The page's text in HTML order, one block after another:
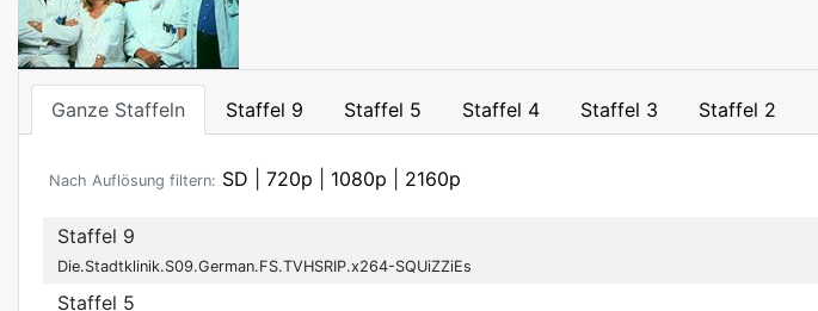
Ganze Staffeln Staffel 9 Staffel 5 Staffel 4 Staffel 3 Staffel 2
Nach Auflösung filtern: SD 720p 1080p 2160p
Staffel 9
Die.Stadtklinik.S09.German.FS.TVHSRIP.x264-SQUiZZiEs
Staffel 5